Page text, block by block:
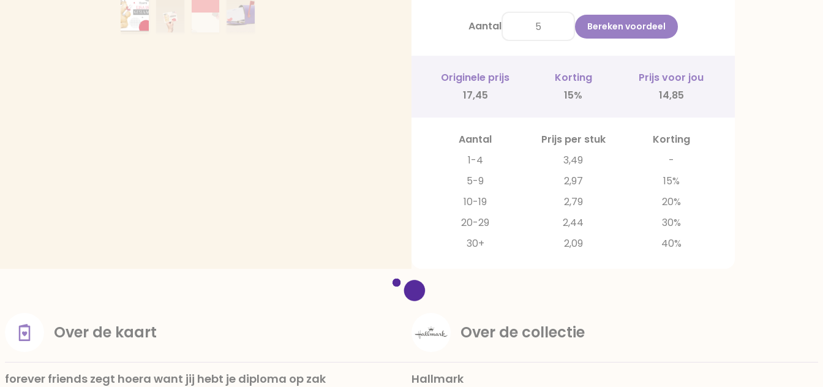
Aantal Bereken voordeel
Originele prijs Korting
Prijs voor jou
17,45
15% 14,85
Aantal Prijs per stuk
Korting
1-4
3,49
-
5-9
2,97
15%
10-19
2,79
20%
20-29
2,44
30%
30+
2,09 40%
Over de kaart
forever friends zegt hoera want jij hebt je diploma op zak
Over de collectie
Hallmark